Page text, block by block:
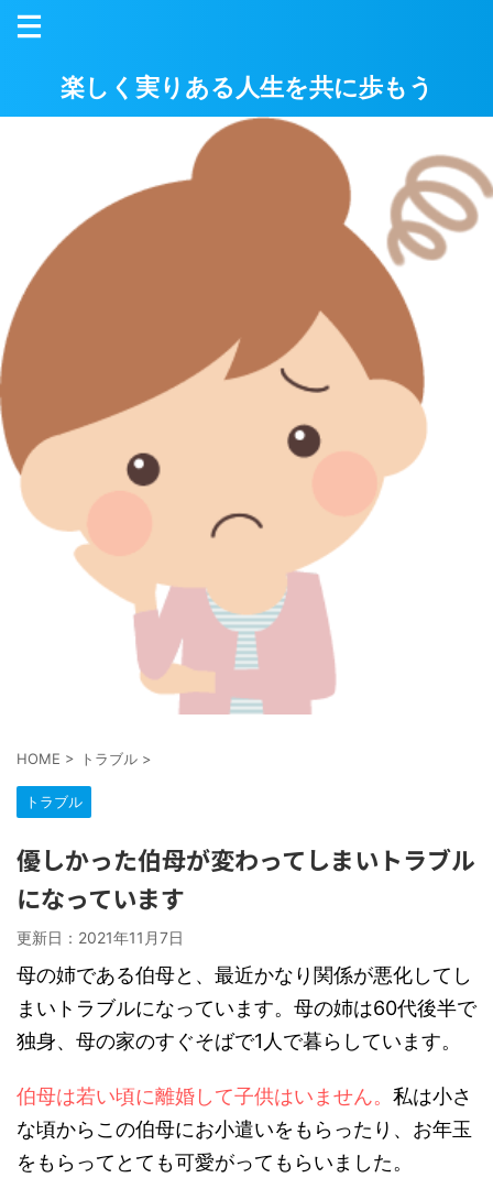
楽しく実りある人生を共に歩もう
HOME > トラブル >
トラブル
優しかった伯母が変わってしまいトラブル
になっています
更新日： 2021年11月7日
母の姉である伯母と、最近かなり関係が悪化してし
まいトラブルになっています。母の姉は60代後半で
独身、母の家のすぐそばで1人で暮らしています。
伯母は若い頃に離婚して子供はいません。 私は小さ
な頃からこの伯母にお小遣いをもらったり、お年玉
をもらってとても可愛がってもらいました。